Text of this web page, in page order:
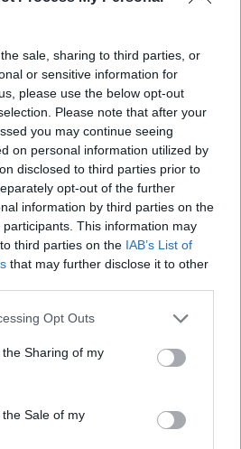
sale, sharing to third parties, or
or sensitive information for
please use the below opt-out
Please note that after your
you may continue seeing
on personal information utilized by
disclosed to third parties prior to
opt-out of the further
information by third parties on the
participants. This information may
third parties on the IAB’s List of
that may further disclose it to other
app uses one or more Google
usage behaviour. You may click to
Google and its third-party tags to
purposes in below Google
Opt Outs
Sharing of my
Sale of my
video e le tue foto
al numero +39
7512
in tempo reale?
nel canale telegram di
le nostre ultime news